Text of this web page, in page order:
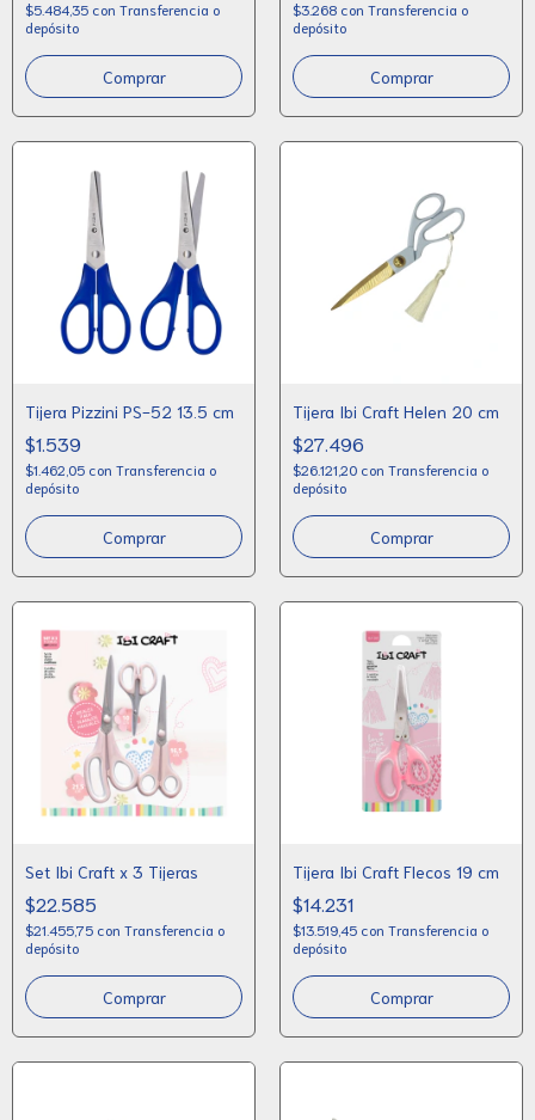
$5.484,35 con Transferencia o
depósito
$3.268 con Transferencia o
depósito
Tijera Pizzini PS-52 13.5 cm
$1.539
$1.462,05 con Transferencia o
depósito
Tijera Ibi Craft Helen 20 cm
$27.496
$26.121,20 con Transferencia o
depósito
Set Ibi Craft x 3 Tijeras
$22.585
$21.455,75 con Transferencia o
depósito
Tijera Ibi Craft Flecos 19 cm
$14.231
$13.519,45 con Transferencia o
depósito